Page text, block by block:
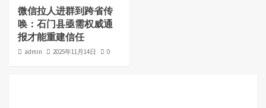
微信拉人进群到跨省传
唤：石门县亟需权威通
报才能重建信任
admin 2025年11月14日 0